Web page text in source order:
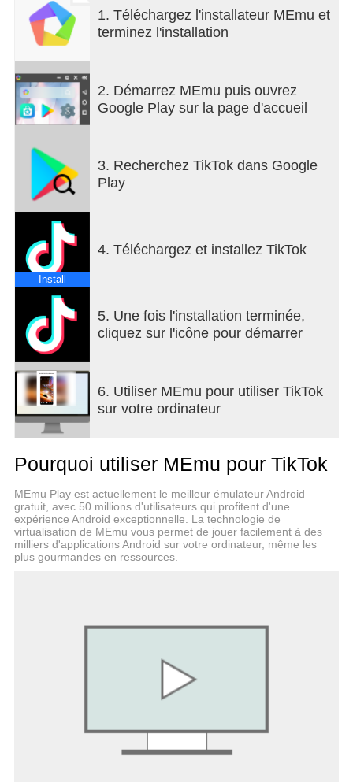
errands, TikTok has the videos that are guaranteed
to make your day.
We make it easy for you to discover and create
your own original videos by providing easy-to-use
tools to view and capture your daily moments. Take
your videos to the next level with special effects,
■ Watch endless amount of videos customized
specifically for you
A personalized video feed based on what you
watch, like, and share. TikTok offers you real,
interesting, and fun videos that will make your day.
■ Explore videos, just one scroll away
Watch all types of videos, from Comedy, Gaming,
DIY, Food, Sports, Memes, and Pets, to Oddly
Satisfying, ASMR, and everything in between.
■ Pause recording multiple times in one video
Pause and resume your video with just a tap. Shoot
as many times as you need.
■ Be entertained and inspired by a global
Millions of creators are on TikTok showcasing their
incredible skills and everyday life. Let yourself be
inspired.
■ Add your favorite music or sound to your videos
for free
Easily edit your videos with millions of free music
■ Express yourself with creative effects
Unlock tons of filters, effects, and AR objects to
take your videos to the next level.
Our integrated editing tools allow you to easily trim,
1. Téléchargez l'installateur MEmu et
terminez l'installation
2. Démarrez MEmu puis ouvrez
Google Play sur la page d'accueil
3. Recherchez TikTok dans Google
Play
Install
4. Téléchargez et installez TikTok
5. Une fois l'installation terminée,
cliquez sur l'icône pour démarrer
6. Utiliser MEmu pour utiliser TikTok
sur votre ordinateur
Pourquoi utiliser MEmu pour TikTok
MEmu Play est actuellement le meilleur émulateur Android
gratuit, avec 50 millions d'utilisateurs qui profitent d'une
expérience Android exceptionnelle. La technologie de
virtualisation de MEmu vous permet de jouer facilement à des
milliers d'applications Android sur votre ordinateur, même les
plus gourmandes en ressources.